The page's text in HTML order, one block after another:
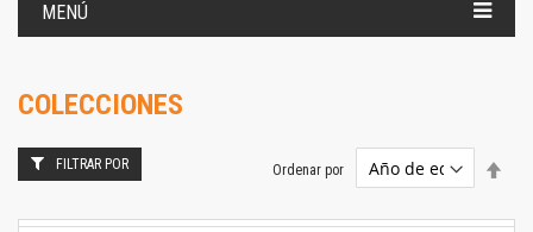
MENÚ
COLECCIONES
Ordenar por
FILTRAR POR